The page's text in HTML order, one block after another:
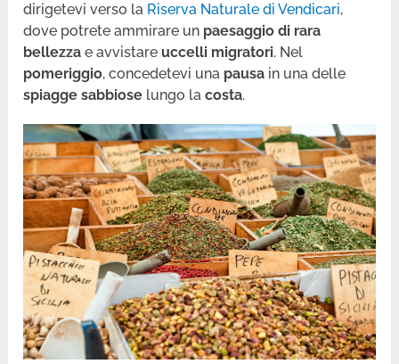
dirigetevi verso la Riserva Naturale di Vendicari,
dove potrete ammirare un paesaggio di rara
bellezza e avvistare uccelli migratori. Nel
pomeriggio, concedetevi una pausa in una delle
spiagge sabbiose lungo lacosta.